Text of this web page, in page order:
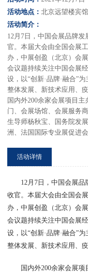
活动地点： 北京远望楼宾馆
活动简介：
12月7日，中国会展品牌
官。本届大会由全国会展
办，中展创盈（北京）会
会议题持续关注中国会展
设，以“创新·品牌·融合”
整体发展、新技术应用、
国内外200余家会展项目
门、会展场馆、会展服务
生导师杨秋宝、国务院发
洲、法国国际专业展促进
活动详情
12月7日，中国会展
收官。本届大会由全国会
办，中展创盈（北京）会
会议题持续关注中国会展
设，以“创新·品牌·融合”
整体发展、新技术应用、
国内外200余家会展